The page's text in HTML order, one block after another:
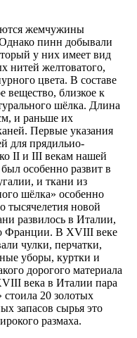
жемчужины
пинн добывали
у них имеет вид
нитей желтоватого,
цвета. В составе
вещество, близкое к
шёлка. Длина
и раньше их
Первые указания
для прядильио-
ко II и III векам нашей
особенно развит в
и ткани из
шёлка» особенно
тысячелетия новой
развилось в Италии,
Франции. В XVIII веке
чулки, перчатки,
уборы, куртки и
дорогого материала
века в Италии пара
20 золотых
запасов сырья это
размаха.